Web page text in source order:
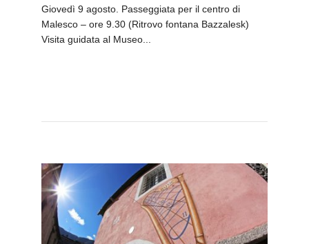
Giovedì 9 agosto. Passeggiata per il centro di
Malesco – ore 9.30 (Ritrovo fontana Bazzalesk)
Visita guidata al Museo...